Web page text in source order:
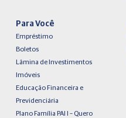
Para Você
Empréstimo
Boletos
Lâmina de Investimentos
Imóveis
Educação Financeira e
Previdenciária
Plano Família PAI I – Quero